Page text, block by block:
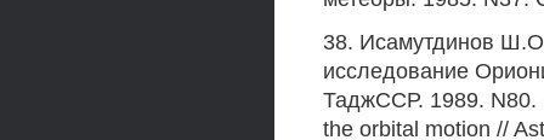
38. Исамутдинов
исследование
ТаджССР. 1989. N80.
the orbital motion //